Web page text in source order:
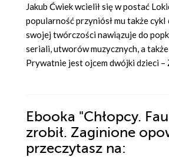
Jakub Ćwiek wcielił się w postać
popularność przyniósł mu także cykl
swojej twórczości nawiązuje do
seriali, utworów muzycznych, a
Prywatnie jest ojcem dwójki dzieci –
Ebooka "Chłopcy.
zrobił. Zaginione
przeczytasz na: